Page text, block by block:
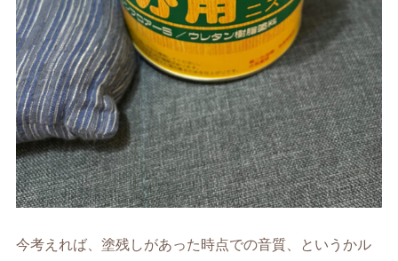
今考えれば、塗残しがあった時点での音質、というかル